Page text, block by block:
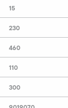
15
230
460
110
300